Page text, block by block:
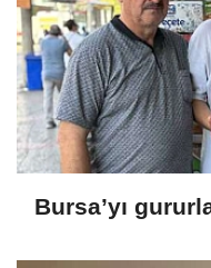
Bursa’yı